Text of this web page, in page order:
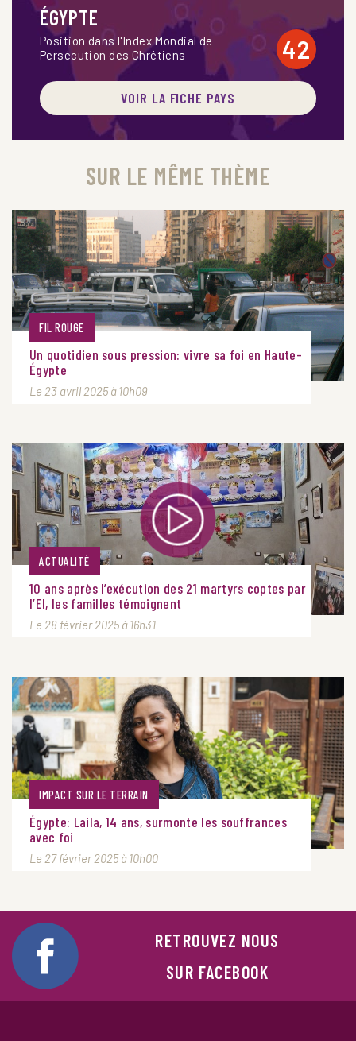
ÉGYPTE
Position dans l'Index Mondial de
Persécution des Chrétiens
42
VOIR LA FICHE PAYS
SUR LE MÊME THÈME
FIL ROUGE
Un quotidien sous pression: vivre sa foi en Haute-
Égypte
Le 23 avril 2025 à 10h09
ACTUALITÉ
10 ans après l’exécution des 21 martyrs coptes par
l’EI, les familles témoignent
Le 28 février 2025 à 16h31
IMPACT SUR LE TERRAIN
Égypte: Laila, 14 ans, surmonte les souffrances
avec foi
Le 27 février 2025 à 10h00
RETROUVEZ NOUS
SUR FACEBOOK